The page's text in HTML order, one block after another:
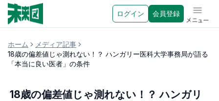
ログイン 会員登録 メニュ
ホーム
メディア記事
18歳の偏差値じゃ測れない！？ ハンガリー医科大学事務局が語る
「本当に良い医者」の条件
18歳の偏差値じゃ測れない！？ ハンガリ